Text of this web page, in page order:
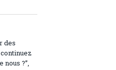
des
nous ?”,